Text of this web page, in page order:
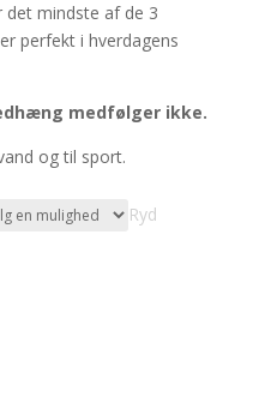
mindste af de 3
perfekt i hverdagens
medfølger ikke.
og til sport.
Ryd